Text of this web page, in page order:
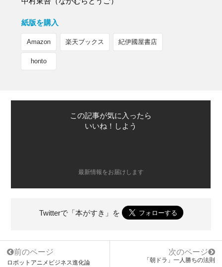
紙版を購入
Amazon 楽天ブックス 紀伊國屋書店
honto
この記事が気に入ったら
いいね！しよう
最新情報をお届けします
Twitterで「本がすき」を
前のページ
ロボットアニメビジネス進化論
次のページ
「朝ドラ」一人勝ちの法則